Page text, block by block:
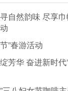
自然韵味 尽享
”春游活动
芳华 奋进新时代